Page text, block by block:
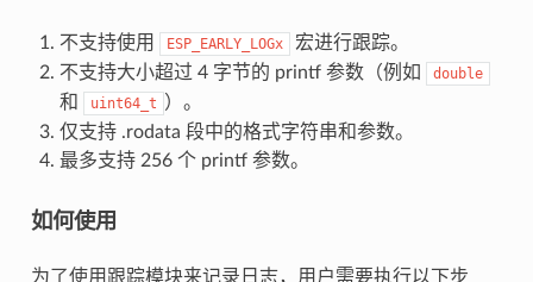
不支持使用 ESP_EARLY_LOGx
宏进行跟踪。
不支持大小超过 4 字节的 printf 参数（例如
double
和 uint64_t
）。
仅支持 .rodata 段中的格式字符串和参数。
最多支持 256 个 printf 参数。
如何使用
为了使用跟踪模块来记录日志，用户需要执行以下步